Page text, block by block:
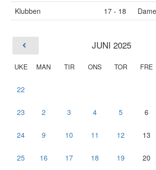
Klubben
17 - 18
JUNI 2025
UKE MAN TIR ONS TOR FRE
22
23 2 3 4 5 6
24 9 10 11 12 13
25 16 17 18 19 20